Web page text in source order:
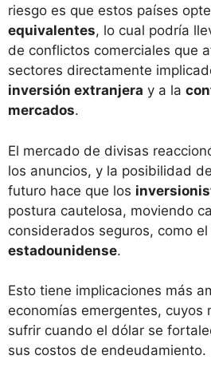
riesgo es que estos países
equivalentes, lo cual podría
de conflictos comerciales que
sectores directamente
inversión extranjera y a la
mercados.
El mercado de divisas
los anuncios, y la posibilidad
futuro hace que los
postura cautelosa, moviendo
considerados seguros, como el
estadounidense.
Esto tiene implicaciones más
economías emergentes, cuyos
sufrir cuando el dólar se
sus costos de endeudamiento.